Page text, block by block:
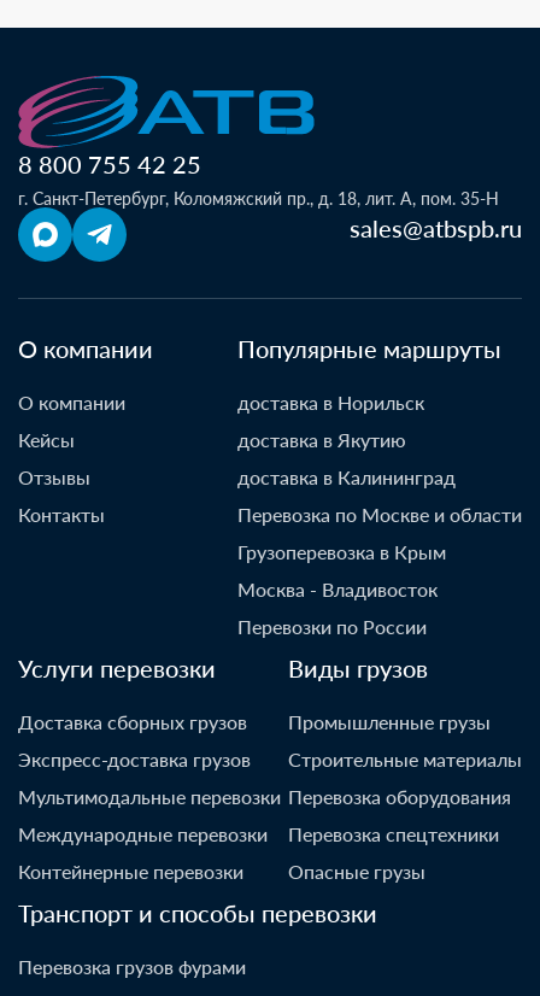
8 800 755 42 25
г. Санкт-Петербург, Коломяжский пр., д. 18, лит. А, пом. 35-Н
sales@atbspb.ru
О компании
О компании
Кейсы
Отзывы
Контакты
Популярные маршруты
доставка в Норильск
доставка в Якутию
доставка в Калининград
Перевозка по Москве и области
Грузоперевозка в Крым
Москва - Владивосток
Перевозки по России
Услуги перевозки
Доставка сборных грузов
Экспресс-доставка грузов
Мультимодальные перевозки
Международные перевозки
Контейнерные перевозки
Виды грузов
Промышленные грузы
Строительные материалы
Перевозка оборудования
Перевозка спецтехники
Опасные грузы
Транспорт и способы перевозки
Перевозка грузов фурами